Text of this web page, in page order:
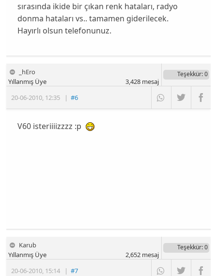
sırasında ikide bir çıkan renk hataları, radyo
donma hataları vs.. tamamen giderilecek.
Hayırlı olsun telefonunuz.
_hEro
20-06-2010, 12:35 |#6
Yıllanmış Üye
Teşekkür: 0
3,428mesaj
V60 isteriiiizzzz :p
Karub
20-06-2010, 15:14 |#7
Yıllanmış Üye
Teşekkür: 0
2,652mesaj